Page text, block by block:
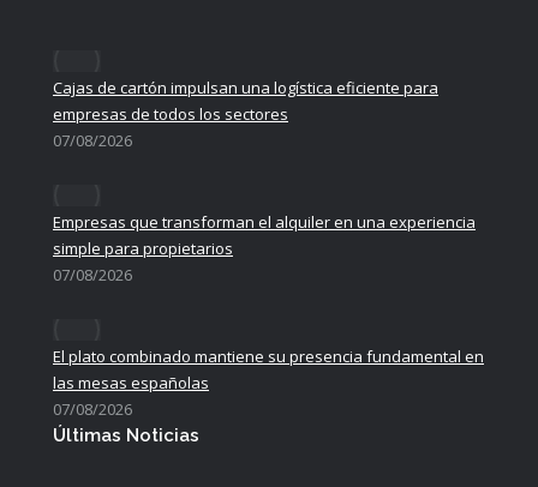
Cajas de cartón impulsan una logística eficiente para
empresas de todos los sectores
07/08/2026
Empresas que transforman el alquiler en una experiencia
simple para propietarios
07/08/2026
El plato combinado mantiene su presencia fundamental en
las mesas españolas
07/08/2026
Últimas Noticias